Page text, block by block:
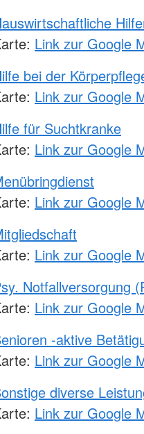
Link zur Google
bei der
Link zur Google
für Suchtkranke
Link zur Google
Link zur Google
Link zur Google
Notfallversorgung
Link zur Google
-aktive
Link zur Google
diverse
Link zur Google